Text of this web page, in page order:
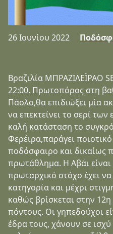
26 Ιουνίου 2022
Βραζιλία ΜΠΡΑΖΙΛΕΪΡΑΟ
22:00. Πρωτοπόρος στη
Πάολο,θα επιδιώξει μία
να επεκτείνει το σερί
καλή κατάσταση το
Φερέιρα,παράγει
ποδόσφαιρο και δικαίως
πρωτάθλημα. Η Αβάι
πρωταρχικό στόχο έχει
κατηγορία και μέχρι
καθώς βρίσκεται στην
πόντους. Οι γηπεδούχοι
έδρα τους, χάνουν σε